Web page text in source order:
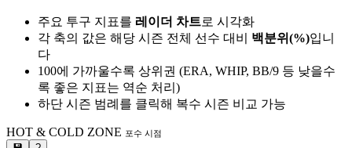
주요 투구 지표를 레이더 차트로 시각화
각 축의 값은 해당 시즌 전체 선수 대비 백분위(%)입니
다
100에 가까울수록 상위권 (ERA, WHIP, BB/9 등 낮을수
록 좋은 지표는 역순 처리)
하단 시즌 범례를 클릭해 복수 시즌 비교 가능
HOT & COLD ZONE 포수 시점